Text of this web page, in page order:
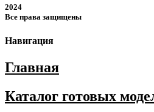
2024
Все права защищены
Навигация
Главная
Каталог готовых